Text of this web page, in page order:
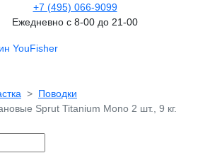
+7 (495) 066-9099
Ежедневно с 8-00 до 21-00
Поводки
Sprut Titanium Mono 2 шт., 9 кг.